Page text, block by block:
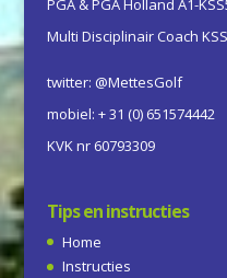
PGA & PGA Holland A1-
Multi Disciplinair Coach
twitter: @MettesGolf
mobiel: + 31 (0) 651574442
KVK nr 60793309
Tips en instructies
Home
Instructies